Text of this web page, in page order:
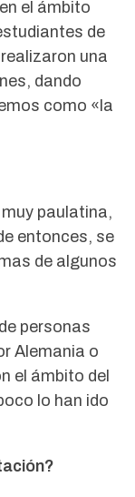
el ámbito
de
una
dando
como «la
paulatina,
entonces, se
de algunos
personas
Alemania o
el ámbito del
lo han ido